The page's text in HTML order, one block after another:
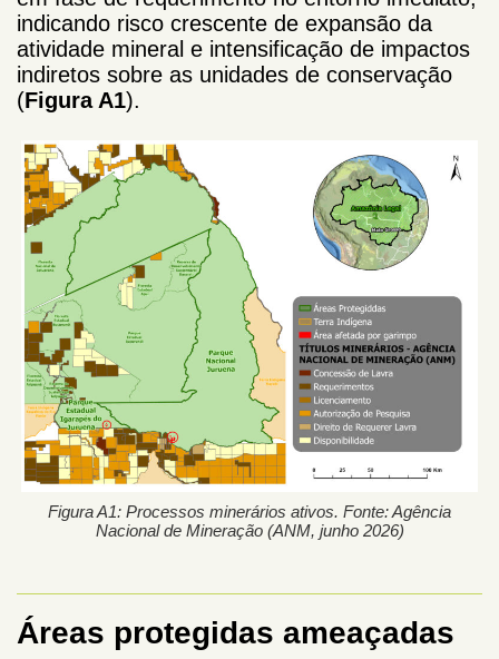
indicando risco crescente de expansão da
atividade mineral e intensificação de impactos
indiretos sobre as unidades de conservação
(Figura A1).
Figura A1: Processos minerários ativos. Fonte: Agência
Nacional de Mineração (ANM, junho 2026)
Áreas protegidas ameaçadas